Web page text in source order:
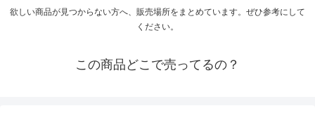
欲しい商品が見つからない方へ、販売場所をまとめています。ぜひ参考にして
ください。
この商品どこで売ってるの？